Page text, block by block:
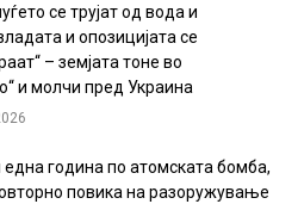
се трујат од вода и
и опозицијата се
– земјата тоне во
и молчи пред Украина
година по атомската бомба,
повика на разоружување